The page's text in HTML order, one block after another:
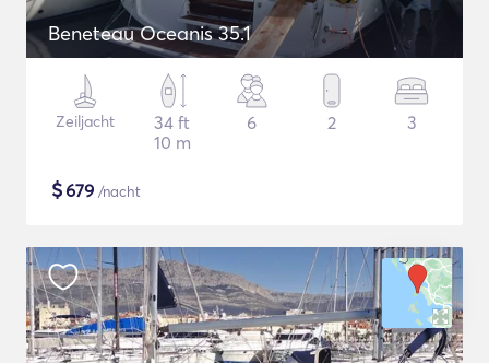
Beneteau Oceanis 35.1
Zeiljacht
34 ft
10 m
6 2 3
$679 /nacht